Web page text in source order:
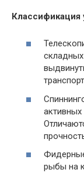
Классификация
активных
рыбы на